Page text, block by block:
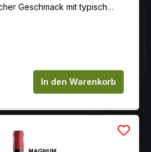
Geschmack mit typisch
gefälligerStruktur
Gib den
In den Warenkorb